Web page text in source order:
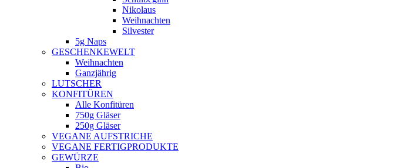
Nikolaus
Weihnachten
Silvester
5g Naps
GESCHENKEWELT
Weihnachten
Ganzjährig
LUTSCHER
KONFITÜREN
Alle Konfitüren
750g Gläser
250g Gläser
VEGANE AUFSTRICHE
VEGANE FERTIGPRODUKTE
GEWÜRZE